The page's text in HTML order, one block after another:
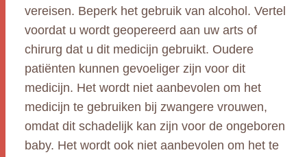
vereisen. Beperk het gebruik van alcohol. Vertel
voordat u wordt geopereerd aan uw arts of
chirurg dat u dit medicijn gebruikt. Oudere
patiënten kunnen gevoeliger zijn voor dit
medicijn. Het wordt niet aanbevolen om het
medicijn te gebruiken bij zwangere vrouwen,
omdat dit schadelijk kan zijn voor de ongeboren
baby. Het wordt ook niet aanbevolen om het te